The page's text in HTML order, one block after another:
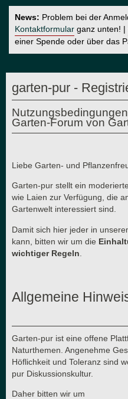
News: Problem bei der
Kontaktformular ganz unten! |
einer Spende oder über das
garten-pur -
Garten-Forum von
Liebe Garten- und
Garten-pur stellt ein
wie Laien zur Verfügung, die
Gartenwelt interessiert sind.
Damit sich hier jeder in
kann, bitten wir um die
wichtiger Regeln
Allgemeine
Garten-pur ist eine offene
Naturthemen. Angenehme
Höflichkeit und Toleranz sind
pur Diskussionskultur.
Daher bitten wir um